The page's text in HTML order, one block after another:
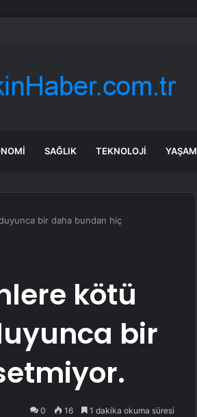
192 Milyon TL Destek
SAĞLIK TEKNOLOJI YAŞAM
bir daha bundan hiç
kötü
bir
0 16 1 dakika okuma süresi